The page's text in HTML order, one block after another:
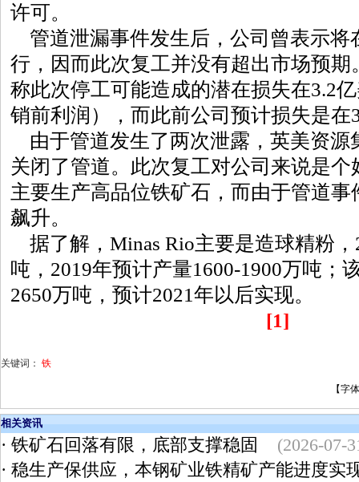
许可。
管道泄漏事件发生后，公司曾表示将
行，因而此次复工并没有超出市场预
称此次停工可能造成的潜在损失在3.2
销前利润），而此前公司预计损失是在
由于管道发生了两次泄露，英美资源
关闭了管道。此次复工对公司来说是
主要生产高品位铁矿石，而由于管道
飙升。
据了解，Minas Rio主要是造球精粉，
吨，2019年预计产量1600-1900万吨；
2650万吨，预计2021年以后实现。
[1]
关键词： 铁
【字
相关资讯
· 铁矿石回落有限，底部支撑稳固
(2026-07-
· 稳生产保供应，本钢矿业铁精矿产能进度实